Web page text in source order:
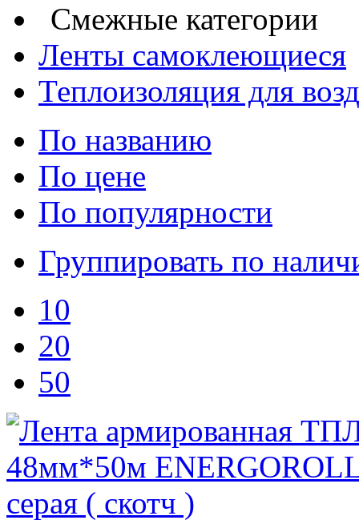
Смежные категории
Ленты самоклеющиеся
Теплоизоляция для
По названию
По цене
По популярности
Группировать по
10
20
50